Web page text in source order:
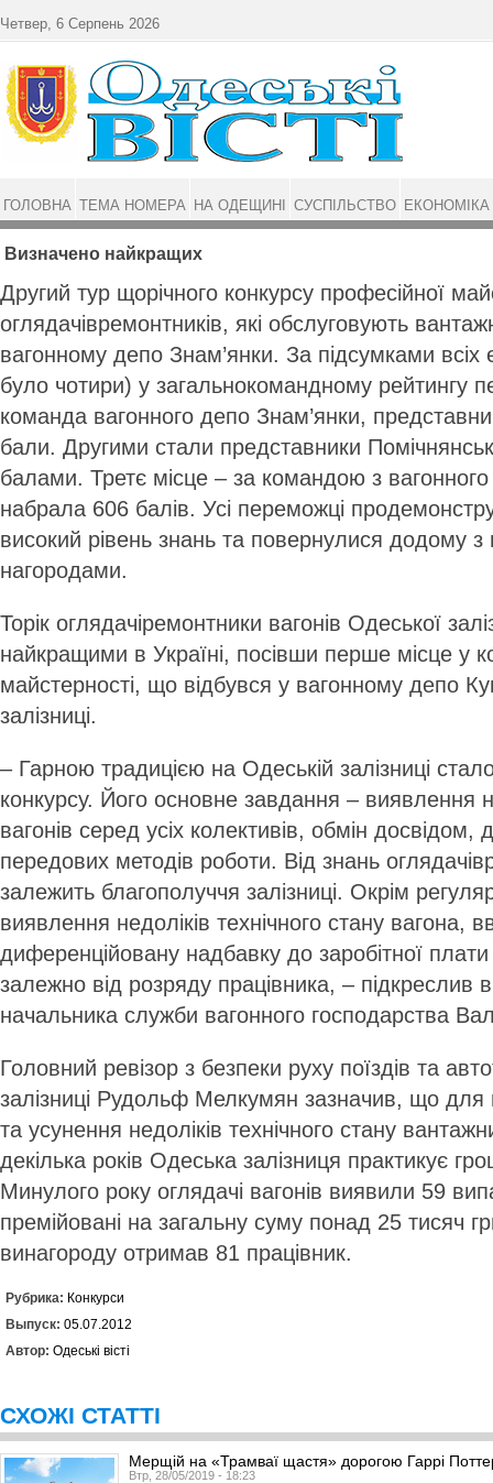
Визначено найкращих
Другий тур щорічного конкурсу професійної
оглядачів­ремонтників, які обслуговують
вагонному депо Знам’янки. За підсумками всіх
було чотири) у загальнокомандному рейтингу
команда вагонного депо Знам’янки,
бали. Другими стали представники
балами. Третє місце – за командою з
набрала 606 балів. Усі переможці
високий рівень знань та повернулися додому
нагородами.
Торік оглядачі­ремонтники вагонів Одеської
найкращими в Україні, посівши перше місце у
майстерності, що відбувся у вагонному депо
залізниці.
– Гарною традицією на Одеській залізниці
конкурсу. Його основне завдання – виявлення
вагонів серед усіх колективів, обмін досвідом,
передових методів роботи. Від знань
залежить благополуччя залізниці. Окрім
виявлення недоліків технічного стану вагона,
диференційовану надбавку до заробітної плати
залежно від розряду працівника, – підкреслив
начальника служби вагонного господарства
Головний ревізор з безпеки руху поїздів та
залізниці Рудольф Мелкумян зазначив, що для
та усунення недоліків технічного стану
декілька років Одеська залізниця практикує
Минулого року оглядачі вагонів виявили 59
премійовані на загальну суму понад 25 тисяч
винагороду отримав 81 працівник.
Рубрика: Конкурси
Выпуск: 05.07.2012
Автор: Одеські вісті
СХОЖІ СТАТТІ
Мерщій на «Трамваї щастя» дорогою Гаррі
Втр, 28/05/2019 - 18:23
Четвер, 6 Серпень 2026
ГОЛОВНА ТЕМА НОМЕРА НА ОДЕЩИНІ СУСПІЛЬСТВО ЕКОНОМІКА